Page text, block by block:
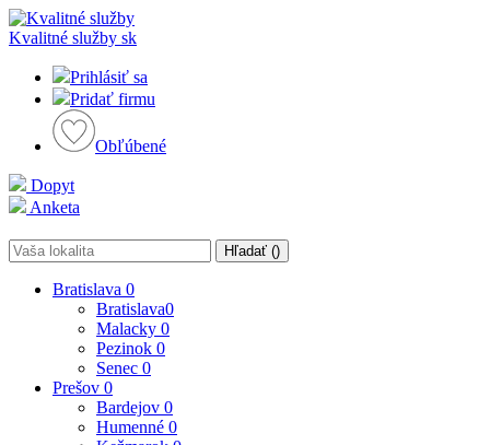
Kvalitné služby sk
Prihlásiť sa
Pridať firmu
Obľúbené
Dopyt
Anketa
Hľadať ()
Bratislava 0
Bratislava0
Malacky 0
Pezinok 0
Senec 0
Prešov 0
Bardejov 0
Humenné 0